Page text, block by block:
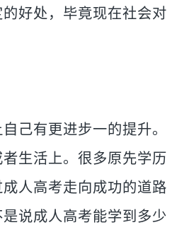
好处，毕竟现在社会对
己有更进步一的提升。
生活上。很多原先学历
人高考走向成功的道路
说成人高考能学到多少